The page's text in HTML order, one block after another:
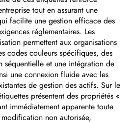
tout en assurant une
facilite une gestion efficace des
réglementaires. Les
permettent aux organisations
codes couleurs spécifiques, des
séquentielle et une intégration de
une connexion fluide avec les
de gestion des actifs. Sur le
présentent des propriétés «
immédiatement apparente toute
non autorisée,